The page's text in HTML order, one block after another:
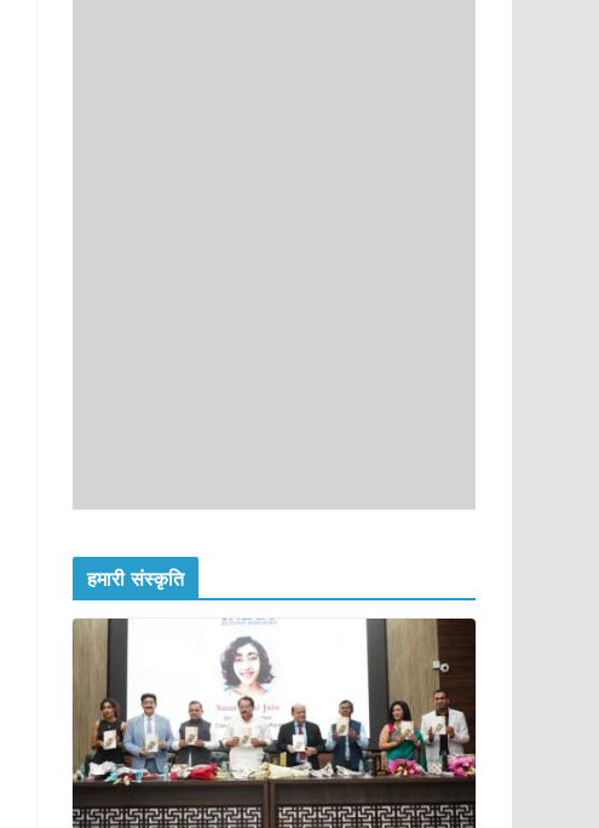
हमारी संस्कृति